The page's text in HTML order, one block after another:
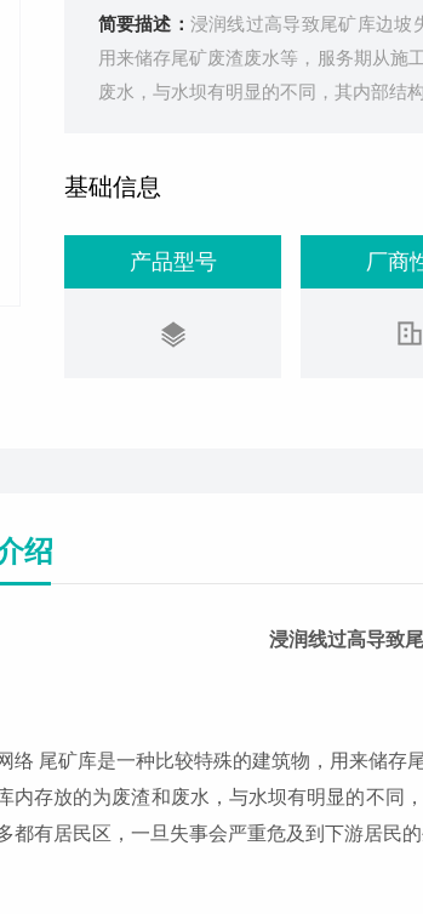
简要描述： 浸润线过高导致尾矿库边坡
用来储存尾矿废渣废水等，服务期从施
废水，与水坝有明显的不同，其内部结
基础信息
产品型号 厂商
绍
浸润线过高导致
络 尾矿库是一种比较特殊的建筑物，用来储存
内存放的为废渣和废水，与水坝有明显的不同
都有居民区，一旦失事会严重危及到下游居民的